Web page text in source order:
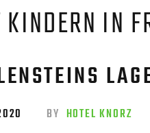
IN
BY HOTEL KNORZ